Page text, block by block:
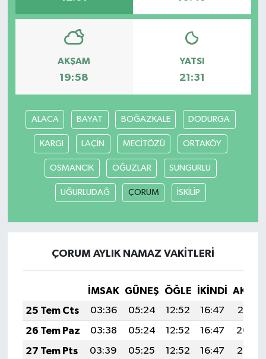
AKŞAM
19:58
YATSI
21:31
ALACA BAYAT BOĞAZKALE DODURGA
KARGI LAÇİN MECİTÖZÜ ORTAKÖY
OSMANCIK OĞUZLAR SUNGURLU
UĞURLUDAĞ ÇORUM İSKİLİP
ÇORUM AYLIK NAMAZ VAKITLERI
İMSAK GÜNEŞ ÖĞLE İKINDI
25 Tem Cts
03:36 05:24 12:52 16:47
20:10
26 Tem Paz
03:38 05:24 12:52 16:47
20:09
27 Tem Pts
03:39 05:25 12:52 16:47
20:08